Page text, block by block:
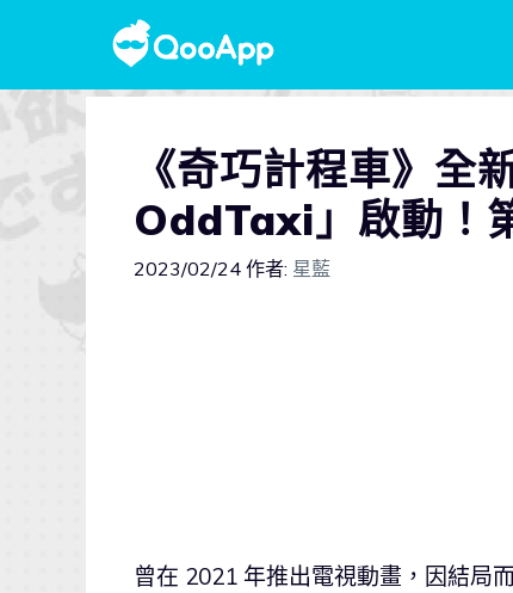
《奇巧計程車》
OddTaxi」啟動！
2023/02/24 作者: 星藍
曾在 2021 年推出電視動畫，因結局